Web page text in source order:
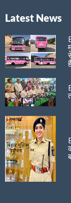
Latest News